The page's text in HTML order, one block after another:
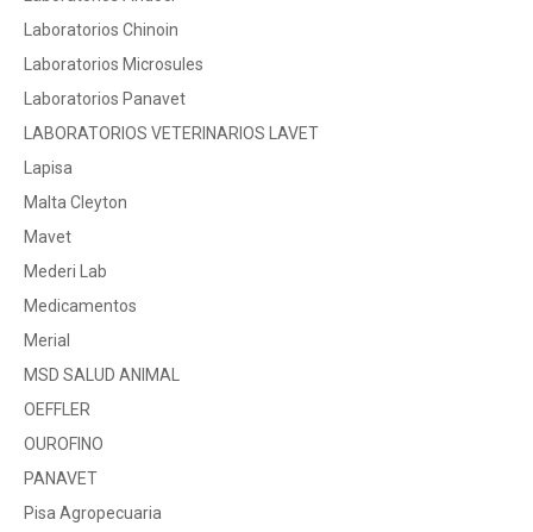
Laboratorios Chinoin
Laboratorios Microsules
Laboratorios Panavet
LABORATORIOS VETERINARIOS LAVET
Lapisa
Malta Cleyton
Mavet
Mederi Lab
Medicamentos
Merial
MSD SALUD ANIMAL
OEFFLER
OUROFINO
PANAVET
Pisa Agropecuaria